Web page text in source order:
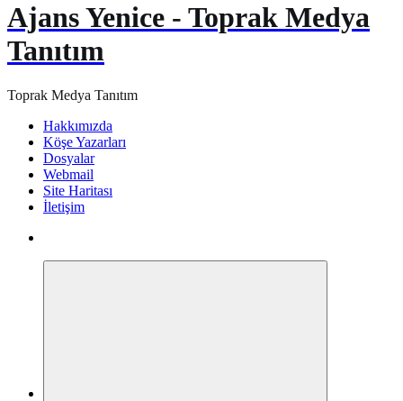
Ajans Yenice - Toprak Medya
Tanıtım
Toprak Medya Tanıtım
Hakkımızda
Köşe Yazarları
Dosyalar
Webmail
Site Haritası
İletişim